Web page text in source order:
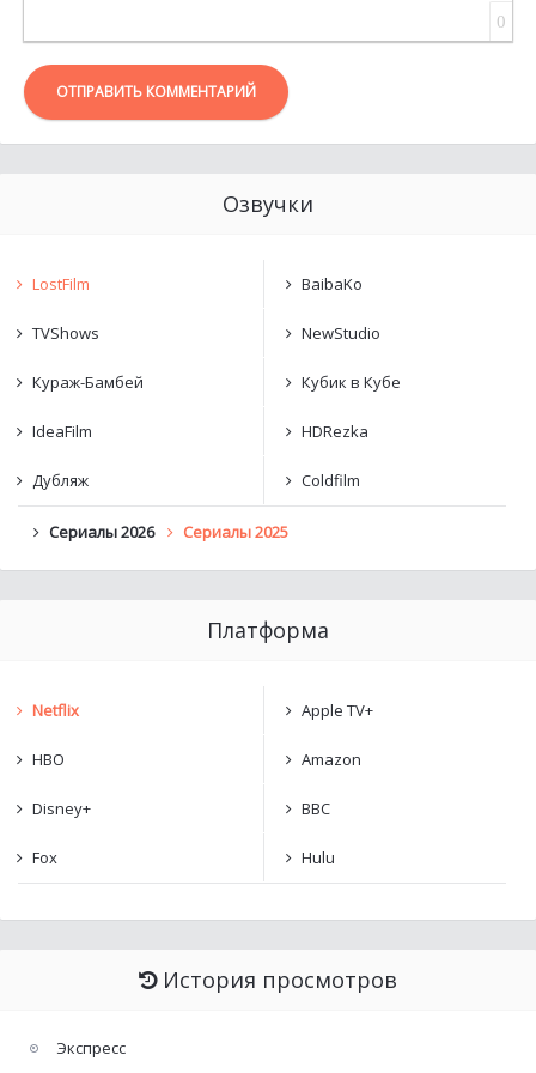
0
ОТПРАВИТЬ КОММЕНТАРИЙ
Озвучки
LostFilm BaibaKo
TVShows NewStudio
Кураж-Бамбей Кубик в Кубе
IdeaFilm HDRezka
Дубляж Coldfilm
Сериалы 2026 Сериалы 2025
Платформа
Netflix Apple TV+
HBO Amazon
Disney+ BBC
Fox Hulu
История просмотров
Экспресс